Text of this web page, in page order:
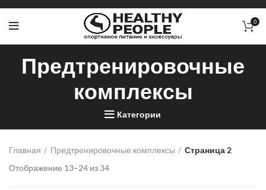
0
Предтренировочные
комплексы
Категории
Главная Предтренировочные комплексы
Страница 2
Отображение 13–24 из 34